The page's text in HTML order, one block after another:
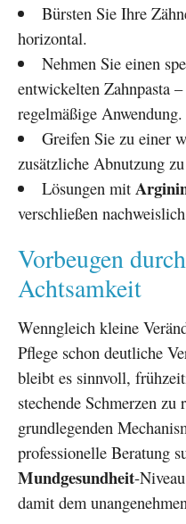
Bürsten Sie Ihre
horizontal.
Nehmen Sie einen
entwickelten Zahnpasta
regelmäßige Anwendung.
Greifen Sie zu einer
zusätzliche Abnutzung
Lösungen mit
verschließen
Vorbeugen
Achtsamkeit
Wenngleich kleine
Pflege schon deutliche
bleibt es sinnvoll,
stechende Schmerzen
grundlegenden
professionelle Beratung
Mundgesundheit-
damit dem